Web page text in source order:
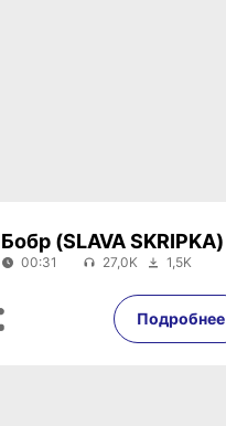
00:31
Бобр (SLAVA SKRIPKA)
00:31 27,0K 1,5K
Подробнее